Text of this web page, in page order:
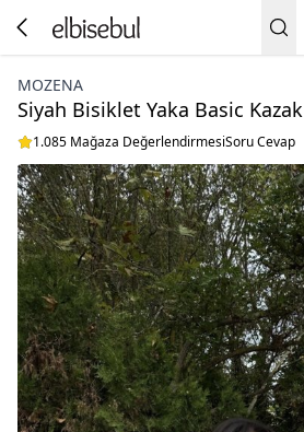
MOZENA
Siyah Bisiklet Yaka Basic Kazak
1.085 Mağaza DeğerlendirmesiSoru Cevap